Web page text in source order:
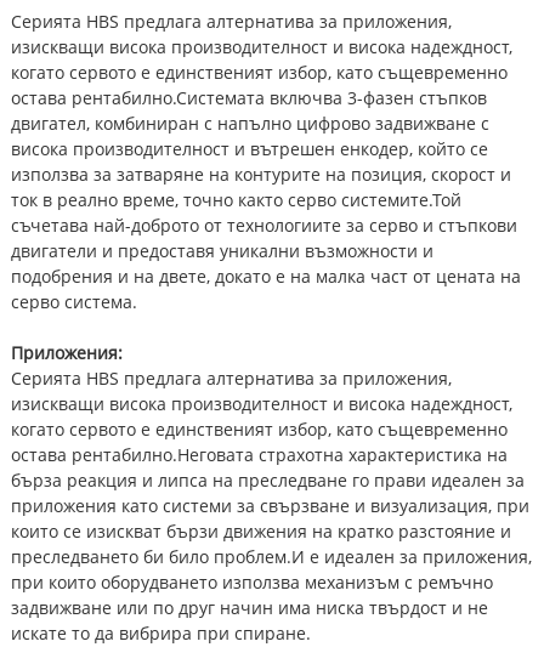
Серията HBS предлага алтернатива за приложения,
изискващи висока производителност и висока надеждност,
когато сервото е единственият избор, като същевременно
остава рентабилно.Системата включва 3-фазен стъпков
двигател, комбиниран с напълно цифрово задвижване с
висока производителност и вътрешен енкодер, който се
използва за затваряне на контурите на позиция, скорост и
ток в реално време, точно както серво системите.Той
съчетава най-доброто от технологиите за серво и стъпкови
двигатели и предоставя уникални възможности и
подобрения и на двете, докато е на малка част от цената на
серво система.
Приложения:
Серията HBS предлага алтернатива за приложения,
изискващи висока производителност и висока надеждност,
когато сервото е единственият избор, като същевременно
остава рентабилно.Неговата страхотна характеристика на
бърза реакция и липса на преследване го прави идеален за
приложения като системи за свързване и визуализация, при
които се изискват бързи движения на кратко разстояние и
преследването би било проблем.И е идеален за приложения,
при които оборудването използва механизъм с ремъчно
задвижване или по друг начин има ниска твърдост и не
искате то да вибрира при спиране.